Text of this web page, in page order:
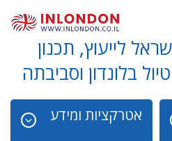
לייעוץ, תכנון
בלונדון וסביבתה
אטרקציות ומידע